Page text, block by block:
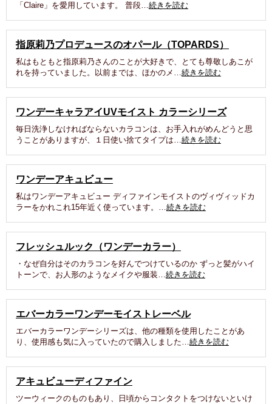
「Claire」を愛用しています。 普段…続きを読む
指原莉乃プロデュースのオパール（TOPARDS）
私はもともと指原莉乃さんのことが大好きで、とても尊敬しあこが
れを持っていました。以前までは、ほかのメ…続きを読む
ワンデーキャラアイUVモイスト カラーシリーズ
毎日洗浄しなければならないカラコンは、お手入れがめんどうと思
うことがありますが、１日使い捨てタイプは…続きを読む
ワンデーアキュビュー
私はワンデーアキュビュー ディファインモイストのヴィヴィッドカ
ラーをかれこれ15年近く使っています。…続きを読む
フレッシュルック（ワンデーカラー）
・なぜ自分はそのカラコンを好んでつけているのか ずっと髪がハイ
トーンで、お人形のようなメイクや服装…続きを読む
エバーカラーワンデーモイストレーベル
エバーカラーワンデーシリーズは、他の種類を使用したことがあ
り、使用感も気に入っていたので購入しました…続きを読む
アキュビューディファイン
ツーウィークのものもあり、日頃からコンタクトをつけないといけ